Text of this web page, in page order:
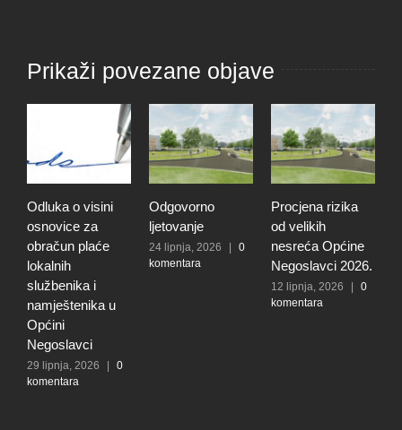
Prikaži povezane objave
Odluka o visini
osnovice za
obračun plaće
lokalnih
službenika i
namještenika u
Općini
Negoslavci
29 lipnja, 2026
0
komentara
Odgovorno
ljetovanje
24 lipnja, 2026
0
komentara
Procjena rizika
od velikih
nesreća Općine
Negoslavci 2026.
12 lipnja, 2026
0
komentara